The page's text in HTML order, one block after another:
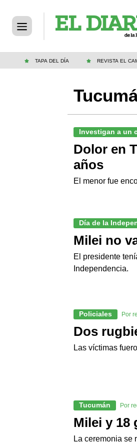
TAPA DEL DÍA REVISTA EL
Investigan a un
Dolor en
años
El menor fue
Día de la
Milei no
El presidente
Independencia.
Policiales Por
Dos
Las víctimas
Tucumán Por
Milei y 18
La ceremonia se